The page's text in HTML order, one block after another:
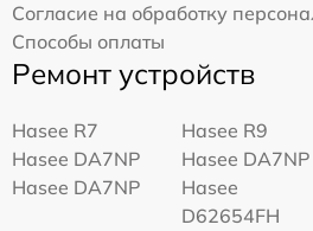
Согласие на обработку
Способы оплаты
Ремонт устройств
Hasee R7
Hasee R9
Hasee DA7NP
Hasee DA7NP
Hasee DA7NP
Hasee
D62654FH